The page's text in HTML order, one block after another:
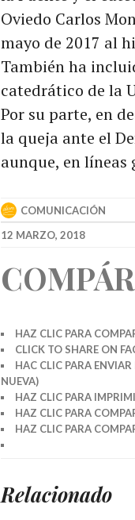
Oviedo Carlos
mayo de 2017 al
También ha
catedrático de la
Por su parte, en
la queja ante el
aunque, en
COMUNICACIÓN
12 MARZO, 2018
HAZ CLIC PARA
CLICK TO SHARE ON
HAC CLIC PARA
NUEVA)
HAZ CLIC PARA
HAZ CLIC PARA
HAZ CLIC PARA
Relacionado